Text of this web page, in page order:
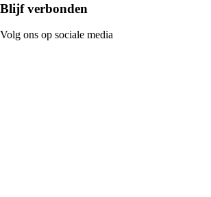
Blijf verbonden
Volg ons op sociale media